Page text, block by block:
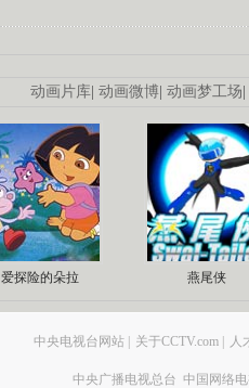
动画片库| 动画微博| 动画梦工场|
爱探险的朵拉 燕尾侠
中央电视台网站 | 关于CCTV.com | 人
中央广播电视总台 中国网络